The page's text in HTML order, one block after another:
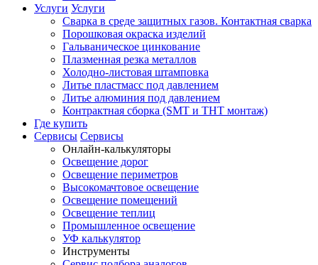
Услуги Услуги
Сварка в среде защитных газов. Контактная сварка
Порошковая окраска изделий
Гальваническое цинкование
Плазменная резка металлов
Холодно-листовая штамповка
Литье пластмасс под давлением
Литье алюминия под давлением
Контрактная сборка (SMT и THT монтаж)
Где купить
Сервисы Сервисы
Онлайн-калькуляторы
Освещение дорог
Освещение периметров
Высокомачтовое освещение
Освещение помещений
Освещение теплиц
Промышленное освещение
УФ калькулятор
Инструменты